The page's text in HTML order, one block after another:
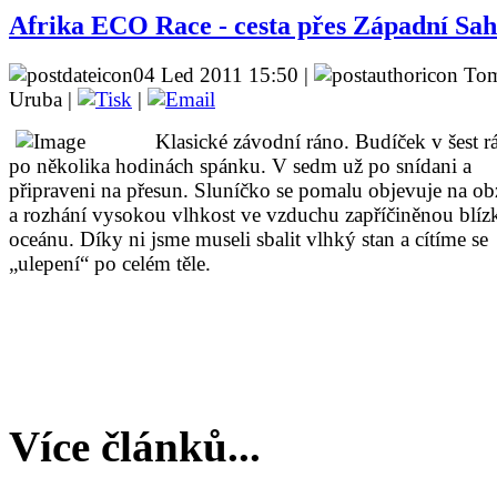
Afrika ECO Race - cesta přes Západní
04 Led 2011 15:50 |
Uruba |
|
Klasické závodní ráno. Budíček v šest
po několika hodinách spánku. V sedm už po snídani a
připraveni na přesun. Sluníčko se pomalu objevuje na
a rozhání vysokou vlhkost ve vzduchu zapříčiněnou
oceánu. Díky ni jsme museli sbalit vlhký stan a cítíme se
„ulepení“ po celém těle.
Více článků...